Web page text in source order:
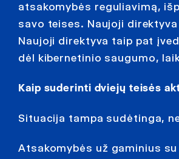
atsakomybės reguliavimą,
savo teises. Naujoji
Naujoji direktyva taip pat
dėl kibernetinio saugumo,
Kaip suderinti dviejų teisės
Situacija tampa sudėtinga,
Atsakomybės už gaminius